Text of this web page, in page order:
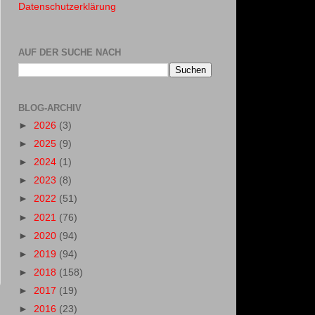
Datenschutzerklärung
AUF DER SUCHE NACH
BLOG-ARCHIV
► 2026 (3)
► 2025 (9)
► 2024 (1)
► 2023 (8)
► 2022 (51)
► 2021 (76)
► 2020 (94)
► 2019 (94)
► 2018 (158)
► 2017 (19)
► 2016 (23)